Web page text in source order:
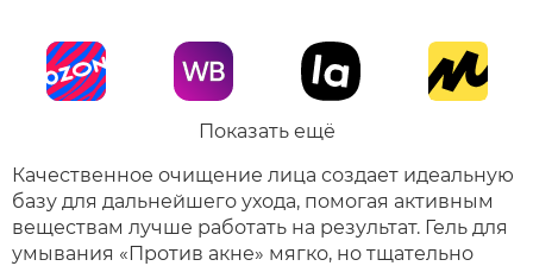
Показать ещё
Качественное очищение лица создает идеальную
базу для дальнейшего ухода, помогая активным
веществам лучше работать на результат. Гель для
умывания «Против акне» мягко, но тщательно